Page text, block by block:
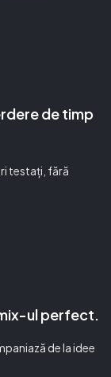
de timp
testați, fără
ul perfect.
de la idee